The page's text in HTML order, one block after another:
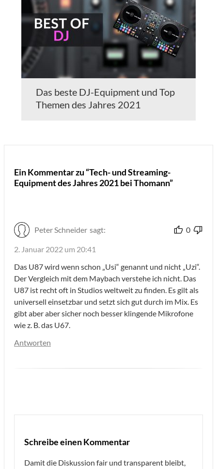
Das beste DJ-Equipment und Top
Themen des Jahres 2021
Ein Kommentar zu “Tech- und Streaming-
Equipment des Jahres 2021 bei Thomann”
Peter Schneider sagt: 0
2. Januar 2022 um 20:41
Das U87 wird wenn schon „Usi“ genannt und nicht „Uzi“.
Der Vergleich mit dem Maybach verstehe ich nicht. Das
U87 ist recht oft in Studios weltweit zu finden. Es gilt als
universell einsetzbar und setzt sich gut durch im Mix. Es
gibt aber aber sicher noch besser klingende Mikrofone
wie z. B. das U67.
Antworten
Schreibe einen Kommentar
Damit die Diskussion fair und transparent bleibt,